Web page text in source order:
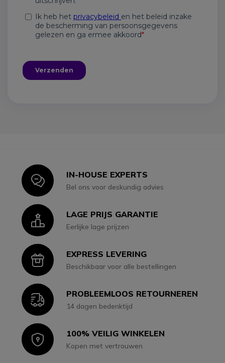
IconIN-HOUSE EXPERTS
Bel ons voor deskundig advies
IconLAGE PRIJS GARANTIE
Eerlijke lage prijzen
IconEXPRESS LEVERING
Beschikbaar voor alle bestellingen
IconPROBLEEMLOOS RETOURNEREN
14 dagen bedenktijd
Icon100% VEILIG WINKELEN
Kopen met vertrouwen